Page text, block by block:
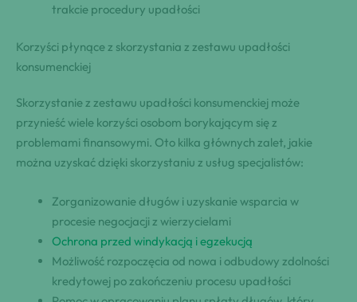
trakcie procedury upadłości
Korzyści płynące z skorzystania z zestawu upadłości
konsumenckiej
Skorzystanie z zestawu upadłości konsumenckiej może
przynieść wiele korzyści osobom borykającym się z
problemami finansowymi. Oto kilka głównych zalet, jakie
można uzyskać dzięki skorzystaniu z usług specjalistów:
Zorganizowanie długów i uzyskanie wsparcia w
procesie negocjacji z wierzycielami
Ochrona przed windykacją i egzekucją
Możliwość rozpoczęcia od nowa i odbudowy zdolności
kredytowej po zakończeniu procesu upadłości